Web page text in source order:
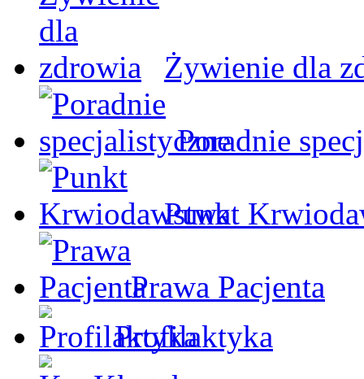
Żywienie dla
Poradnie
Punkt
Prawa Pacjenta
Profilaktyka